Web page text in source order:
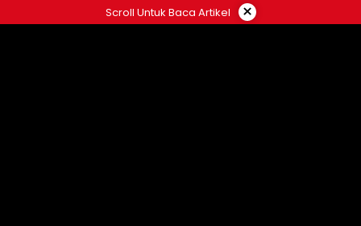
ke
Scroll Untuk Baca Artikel ×